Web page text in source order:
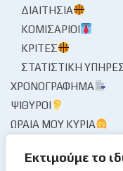
Εκτιμούμε το
ΔΙΑΙΤΗΣΊΑ
ΚΟΜΙΣΆΡΙΟΙ
ΚΡΙΤΈΣ
ΣΤΑΤΙΣΤΙΚΉ
ΧΡΟΝΟΓΡΆΦΗΜΑ
ΨΊΘΥΡΟΙ
ΩΡΑΊΑ ΜΟΥ ΚΥΡΊΑ